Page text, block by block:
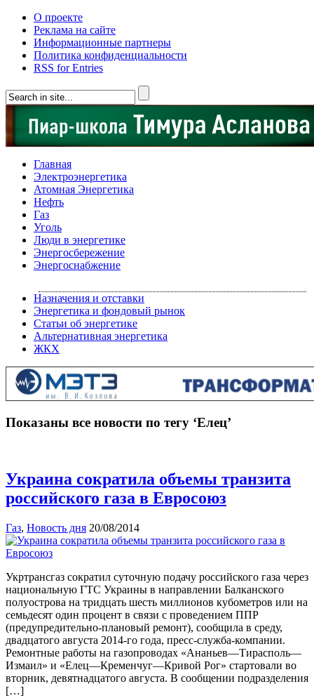
О проекте
Реклама на сайте
Информационные партнеры
Политика конфиденциальности
RSS for Entries
Главная
Электроэнергетика
Атомная Энергетика
Нефть
Газ
Уголь
Люди в энергетике
Энергосбережение
Энергоснабжение
Назначения и отставки
Энергетика и фондовый рынок
Статьи об энергетике
Альтернативная энергетика
ЖКХ
Показаны все новости по тегу ‘Елец’
Украина сократила объемы транзита
российского газа в Евросоюз
Газ, Новость дня 20/08/2014
Укртрансгаз сократил суточную подачу российского газа через
национальную ГТС Украины в направлении Балканского
полуострова на тридцать шесть миллионов кубометров или на
семьдесят один процент в связи с проведением ППР
(предупредительно-плановый ремонт), сообщила в среду,
двадцатого августа 2014-го года, пресс-служба-компании.
Ремонтные работы на газопроводах «Ананьев—Тирасполь—
Измаил» и «Елец—Кременчуг—Кривой Рог» стартовали во
вторник, девятнадцатого августа. В сообщении подразделения
[…]